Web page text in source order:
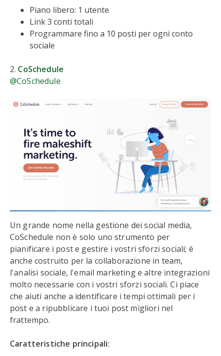
Piano libero: 1 utente
Link 3 conti totali
Programmare fino a 10 posti per ogni conto
sociale
2. CoSchedule
@CoSchedule
Un grande nome nella gestione dei social media,
CoSchedule non è solo uno strumento per
pianificare i post e gestire i vostri sforzi sociali; è
anche costruito per la collaborazione in team,
l'analisi sociale, l'email marketing e altre integrazioni
molto necessarie con i vostri sforzi sociali. Ci piace
che aiuti anche a identificare i tempi ottimali per i
post e a ripubblicare i tuoi post migliori nel
frattempo.
Caratteristiche principali: